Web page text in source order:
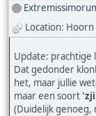
Location: Hoorn
Update: prachtige
Dat gedonder
het, maar jullie
maar een soort
(Duidelijk genoeg,